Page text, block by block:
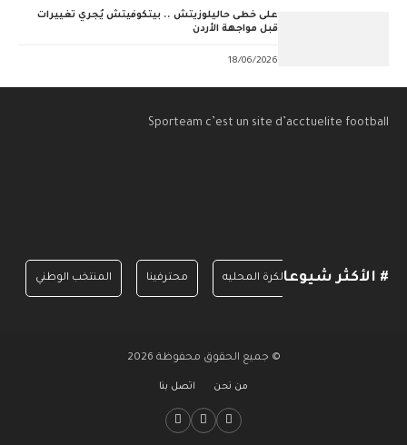
على خُطى حاليلوزيتش .. بيتكوفيتش يُجري تغييرات
قبل مواجهة الأردن
18/06/2026
Sporteam c’est un site d’acctuelite football
# الأكثر شيوعا المنتخب الوطني محترفينا الكرة المحليه الدرجة الأولى
© جميع الحقوق محفوظة 2026
من نحن اتصل بنا